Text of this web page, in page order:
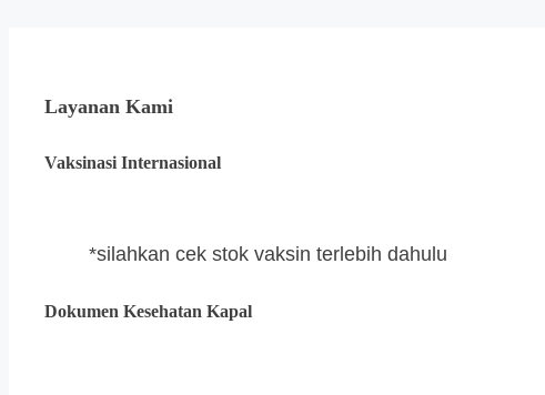
Layanan Kami
Vaksinasi Internasional
*silahkan cek stok vaksin terlebih dahulu
Dokumen Kesehatan Kapal